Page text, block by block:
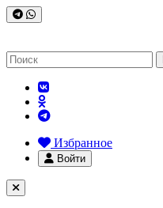
Избранное
Войти